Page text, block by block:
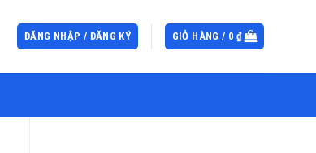
ĐĂNG NHẬP / ĐĂNG KÝ GIỎ HÀNG / 0 ₫